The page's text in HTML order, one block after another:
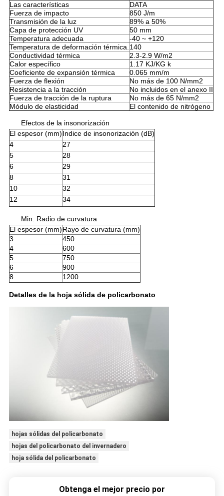
Las características
DATA
Fuerza de impacto
850 J/m
Transmisión de la luz
89% a 50%
Capa de protección UV
50 mm
Temperatura adecuada
-40 ~ +120
Temperatura de deformación térmica.140
Conductividad térmica
2.3-2.9 W/m2
Calor específico
1.17 KJ/KG k
Coeficiente de expansión térmica
0.065 mm/m
Fuerza de flexión
No más de 100 N/mm2
Resistencia a la tracción
No incluidos en el anexo II
Fuerza de tracción de la ruptura
No más de 65 N/mm2
Módulo de elasticidad
El contenido de nitrógeno
Efectos de la insonorización
El espesor (mm)Indice de insonorización (dB)
4
27
5
28
6
29
8
31
10
32
12
34
Min. Radio de curvatura
El espesor (mm)Rayo de curvatura (mm)
3
450
4
600
5
750
6
900
8
1200
Detalles de la hoja sólida de policarbonato
hojas sólidas del policarbonato
hojas del policarbonato del invernadero
hoja sólida del policarbonato
Obtenga el mejor precio por